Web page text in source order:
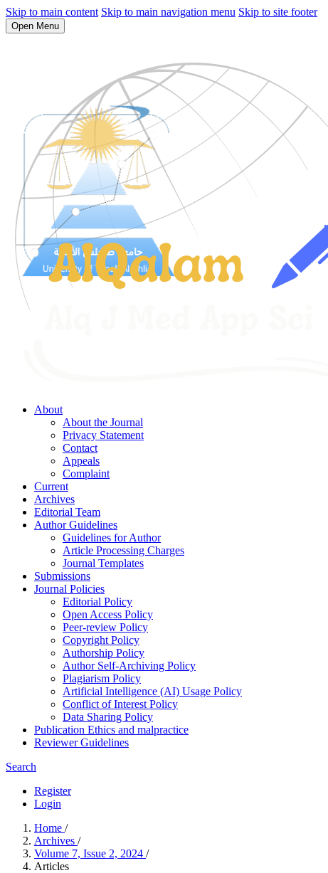
Skip to main content Skip to main navigation menu Skip to site footer
Open Menu
About
About the Journal
Privacy Statement
Contact
Appeals
Complaint
Current
Archives
Editorial Team
Author Guidelines
Guidelines for Author
Article Processing Charges
Journal Templates
Submissions
Journal Policies
Editorial Policy
Open Access Policy
Peer-review Policy
Copyright Policy
Authorship Policy
Author Self-Archiving Policy
Plagiarism Policy
Artificial Intelligence (AI) Usage Policy
Conflict of Interest Policy
Data Sharing Policy
Publication Ethics and malpractice
Reviewer Guidelines
Search
Register
Login
Home /
Archives /
Volume 7, Issue 2, 2024 /
Articles